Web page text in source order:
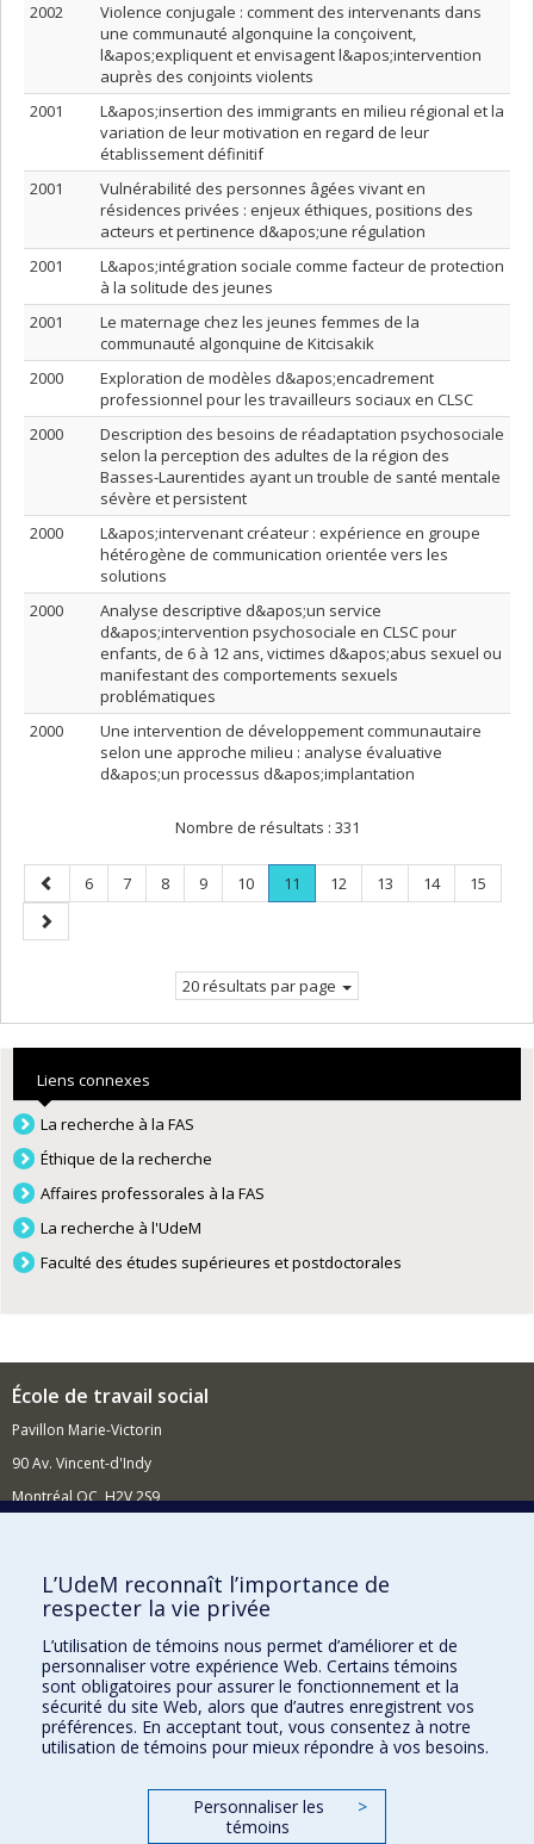
2002
Violence conjugale : comment des intervenants dans
une communauté algonquine la conçoivent,
l&apos;expliquent et envisagent l&apos;intervention
auprès des conjoints violents
2001
L&apos;insertion des immigrants en milieu régional et la
variation de leur motivation en regard de leur
établissement définitif
2001
Vulnérabilité des personnes âgées vivant en
résidences privées : enjeux éthiques, positions des
acteurs et pertinence d&apos;une régulation
2001
L&apos;intégration sociale comme facteur de protection
à la solitude des jeunes
2001
Le maternage chez les jeunes femmes de la
communauté algonquine de Kitcisakik
2000
Exploration de modèles d&apos;encadrement
professionnel pour les travailleurs sociaux en CLSC
2000
Description des besoins de réadaptation psychosociale
selon la perception des adultes de la région des
Basses-Laurentides ayant un trouble de santé mentale
sévère et persistent
2000
L&apos;intervenant créateur : expérience en groupe
hétérogène de communication orientée vers les
solutions
2000
Analyse descriptive d&apos;un service
d&apos;intervention psychosociale en CLSC pour
enfants, de 6 à 12 ans, victimes d&apos;abus sexuel ou
manifestant des comportements sexuels
problématiques
2000
Une intervention de développement communautaire
selon une approche milieu : analyse évaluative
d&apos;un processus d&apos;implantation
Nombre de résultats : 331
Page
précédente
Page
6 Page
7 Page
8 Page
9 Page
10 Page
11
Page
Page
12 Page
13 Page
14 Page
15
Page
suivante
20 résultats par page
Liens connexes
La recherche à la FAS
Éthique de la recherche
Affaires professorales à la FAS
La recherche à l'UdeM
Faculté des études supérieures et postdoctorales
École de travail social
Pavillon Marie-Victorin
90 Av. Vincent-d'Indy
Montréal QC H2V 2S9
Comment soutenir l'École?
BESOIN D'AIDE?
Plan du site
Signaler une erreur
Accessibilité
FACULTÉ DES ARTS ET DES SCIENCES
Nos départements et écoles
L’UdeM reconnaît l’importance de
respecter la vie privée
L’utilisation de témoins nous permet d’améliorer et de
personnaliser votre expérience Web. Certains témoins
sont obligatoires pour assurer le fonctionnement et la
sécurité du site Web, alors que d’autres enregistrent vos
préférences. En acceptant tout, vous consentez à notre
utilisation de témoins pour mieux répondre à vos besoins.
Personnaliser les
témoins
>